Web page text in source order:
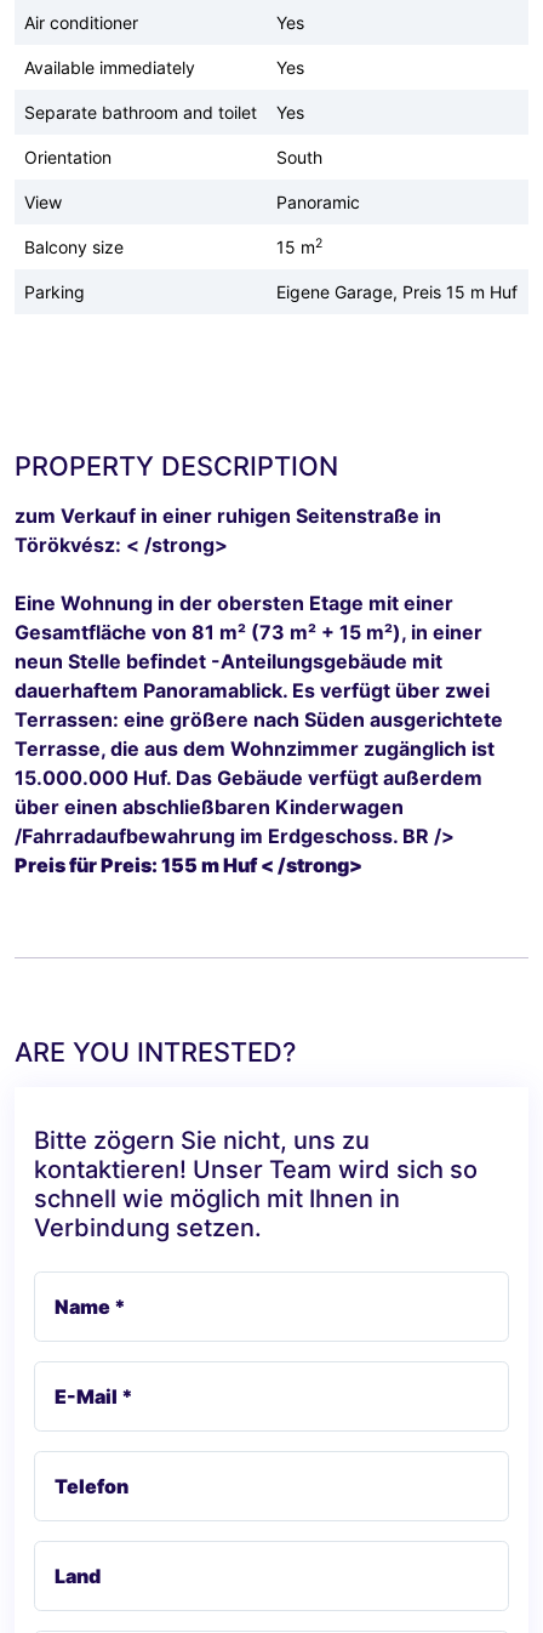
Air conditioner Yes
Available immediately Yes
Separate bathroom and toilet Yes
Orientation South
View Panoramic
Balcony size 15 m2
Parking Eigene Garage, Preis 15 m Huf
PROPERTY DESCRIPTION
zum Verkauf in einer ruhigen Seitenstraße in
Törökvész: < /strong>
Eine Wohnung in der obersten Etage mit einer
Gesamtfläche von 81 m² (73 m² + 15 m²), in einer
neun Stelle befindet -Anteilungsgebäude mit
dauerhaftem Panoramablick. Es verfügt über zwei
Terrassen: eine größere nach Süden ausgerichtete
Terrasse, die aus dem Wohnzimmer zugänglich ist
15.000.000 Huf. Das Gebäude verfügt außerdem
über einen abschließbaren Kinderwagen
/Fahrradaufbewahrung im Erdgeschoss. BR />
Preis für Preis: 155 m Huf < /strong>
ARE YOU INTRESTED?
Bitte zögern Sie nicht, uns zu
kontaktieren! Unser Team wird sich so
schnell wie möglich mit Ihnen in
Verbindung setzen.
Name *
E-Mail *
Telefon
Land